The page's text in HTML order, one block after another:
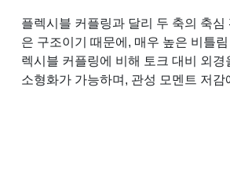
플렉시블 커플링과 달리 두 축의 축
은 구조이기 때문에, 매우 높은 비틀
렉시블 커플링에 비해 토크 대비 외
소형화가 가능하며, 관성 모멘트 저감